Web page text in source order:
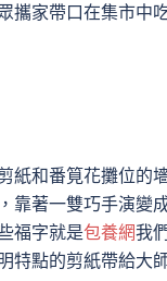
攜家帶口在集市中
紙和番筧花攤位的
靠著一雙巧手演變
福字就是包養網我
特點的剪紙帶給大